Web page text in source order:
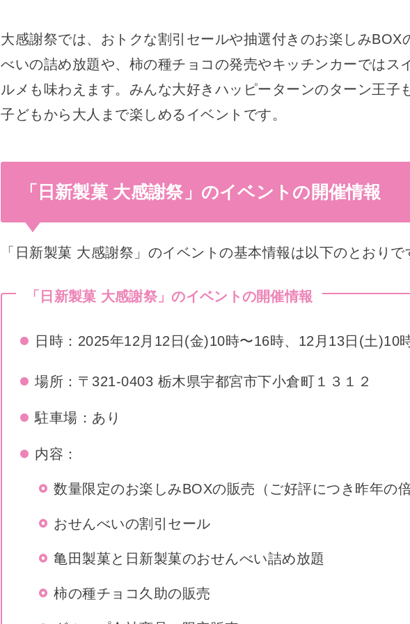
大感謝祭では、おトクな割引セールや抽選付きのお楽しみBOX
べいの詰め放題や、柿の種チョコの発売やキッチンカーではス
ルメも味わえます。みんな大好きハッピーターンのターン王子
子どもから大人まで楽しめるイベントです。
「日新製菓 大感謝祭」のイベントの開催情報
「日新製菓 大感謝祭」のイベントの基本情報は以下のとおりで
「日新製菓 大感謝祭」のイベントの開催情報
日時：2025年12月12日(金)10時〜16時、12月13日(土)10
場所：〒321-0403 栃木県宇都宮市下小倉町１３１２
駐車場：あり
内容：
数量限定のお楽しみBOXの販売（ご好評につき昨年の
おせんべいの割引セール
亀田製菓と日新製菓のおせんべい詰め放題
柿の種チョコ久助の販売